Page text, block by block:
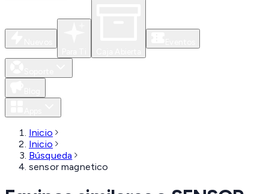
Inicio
Inicio
Búsqueda
sensor magnetico